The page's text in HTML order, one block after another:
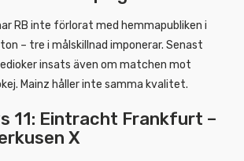
RB inte förlorat med hemmapubliken i
– tre i målskillnad imponerar. Senast
insats även om matchen mot
Mainz håller inte samma kvalitet.
11: Eintracht Frankfurt –
X